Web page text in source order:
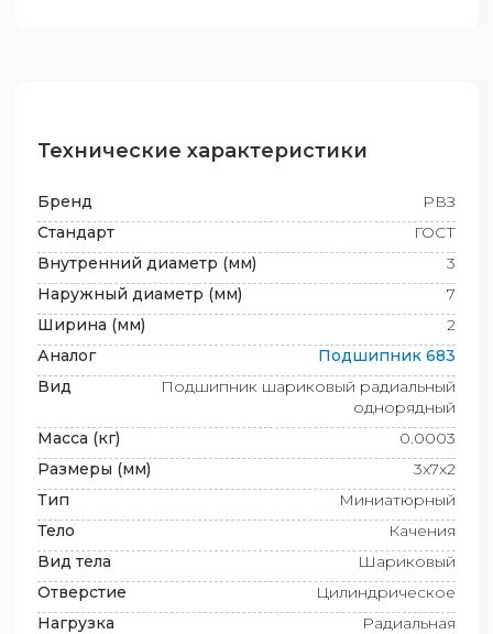
Технические характеристики
Бренд
РВЗ
Стандарт
ГОСТ
Внутренний диаметр (мм)
3
Наружный диаметр (мм)
7
Ширина (мм)
2
Аналог
Подшипник 683
Вид
Подшипник шариковый радиальный
однорядный
Масса (кг)
0.0003
Размеры (мм)
3x7x2
Тип
Миниатюрный
Тело
Качения
Вид тела
Шариковый
Отверстие
Цилиндрическое
Нагрузка
Радиальная